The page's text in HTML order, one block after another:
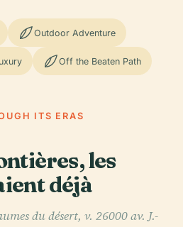
Outdoor Adventure
Off the Beaten Path
ITS ERAS
les
déjà
du désert, v. 26000 av. J.-